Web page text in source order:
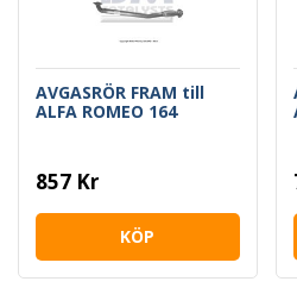
AVGASRÖR FRAM till
ALFA ROMEO 164
857 Kr
KÖP